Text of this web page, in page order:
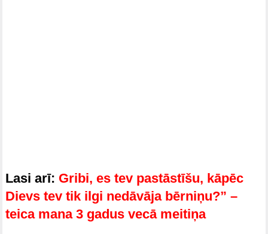
Lasi arī: Gribi, es tev pastāstīšu, kāpēc
Dievs tev tik ilgi nedāvāja bērniņu?” –
teica mana 3 gadus vecā meitiņa